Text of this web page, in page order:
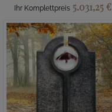
Ihr Komplettpreis 5.031,25 €